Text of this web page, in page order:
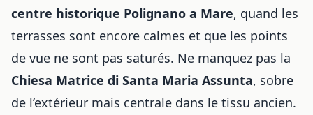
centre historique Polignano a Mare, quand les
terrasses sont encore calmes et que les points
de vue ne sont pas saturés. Ne manquez pas la
Chiesa Matrice di Santa Maria Assunta, sobre
de l’extérieur mais centrale dans le tissu ancien.